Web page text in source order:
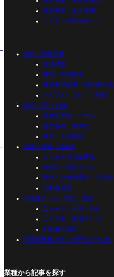
開業事例・参入形態
エリア・外部サポート
契約・調査実務
役所調査
建物・現地調査
重要事項説明・契約書作成
トラブル・クレーム対応
経営・DX・組織
業務効率化・ツール
経営戦略・効率化
採用・人材育成
法律・税金・法改正
よくわかる宅建業法
法改正・最新ルール
民法・借地借家法・周辺法
不動産税務
不動産データ・市況・歴史
ニュース・市況・統計
エリア別・業者データ
不動産の歴史
不動産実務に役立つ便利ツール集
業種から記事を探す